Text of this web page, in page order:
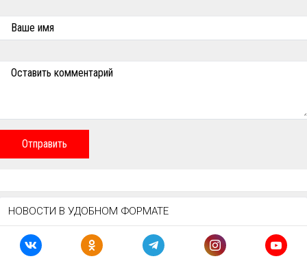
Ваше имя
Оставить комментарий
Отправить
НОВОСТИ В УДОБНОМ ФОРМАТЕ